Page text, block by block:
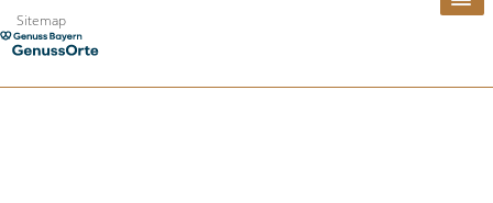
Zum
Inhalt
Sitemap